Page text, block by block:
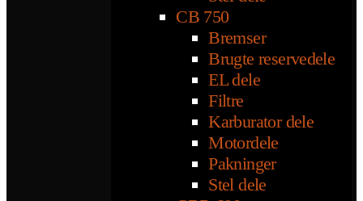
CB 750
Bremser
Brugte reservedele
EL dele
Filtre
Karburator dele
Motordele
Pakninger
Stel dele